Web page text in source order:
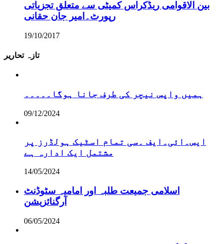
بین الاقوامی ریڈکراس کمیٹی سے متعلق تجزیاتی
رپورٹ۔امیر جان حقانی
19/10/2017
تازہ تحاریر
ہمیں واپس نیچر کی طرف جانا ہوگا۔۔۔۔۔
09/12/2024
ایس۔ائی۔ایف ۔سی تمام اسٹیک ہولڈرز پر
مشتمل ایک ادارہ ہے
14/05/2024
اسلامی جمیعت طلبہ اور امامیہ سٹوڈنٹ
آرگنائزیشن
06/05/2024